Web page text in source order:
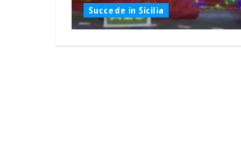
Succede in Sicilia